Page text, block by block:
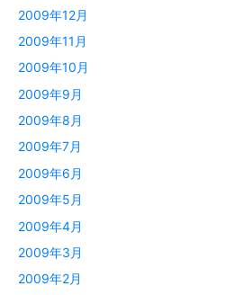
2009年12月
2009年11月
2009年10月
2009年9月
2009年8月
2009年7月
2009年6月
2009年5月
2009年4月
2009年3月
2009年2月